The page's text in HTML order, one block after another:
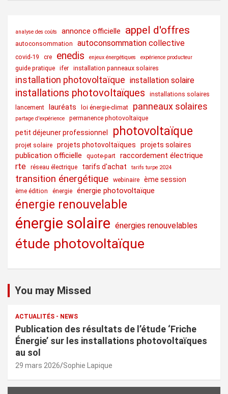
analyse des coûts annonce officielle appel d'offres
autoconsommation autoconsommation collective
covid-19 cre enedis enjeux énergétiques expérience producteur
guide pratique ifer installation panneaux solaires
installation photovoltaïque installation solaire
installations photovoltaïques
installations solaires
lancement lauréats loi énergie-climat panneaux solaires
partage d'expérience permanence photovoltaïque
petit déjeuner professionnel photovoltaïque
projet solaire projets photovoltaïques projets solaires
publication officielle quote-part raccordement électrique
rte réseau électrique tarifs d'achat tarifs turpe 2024
transition énergétique webinaire ème session
ème édition énergie énergie photovoltaïque
énergie renouvelable
énergie solaire énergies renouvelables
étude photovoltaïque
You may Missed
ACTUALITÉS - NEWS
Publication des résultats de l’étude ‘Friche
Énergie’ sur les installations photovoltaïques
au sol
29 mars 2026 Sophie Lapique